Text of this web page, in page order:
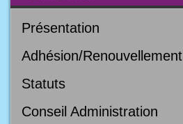
Présentation
Adhésion/Renouvellement
Statuts
Conseil Administration